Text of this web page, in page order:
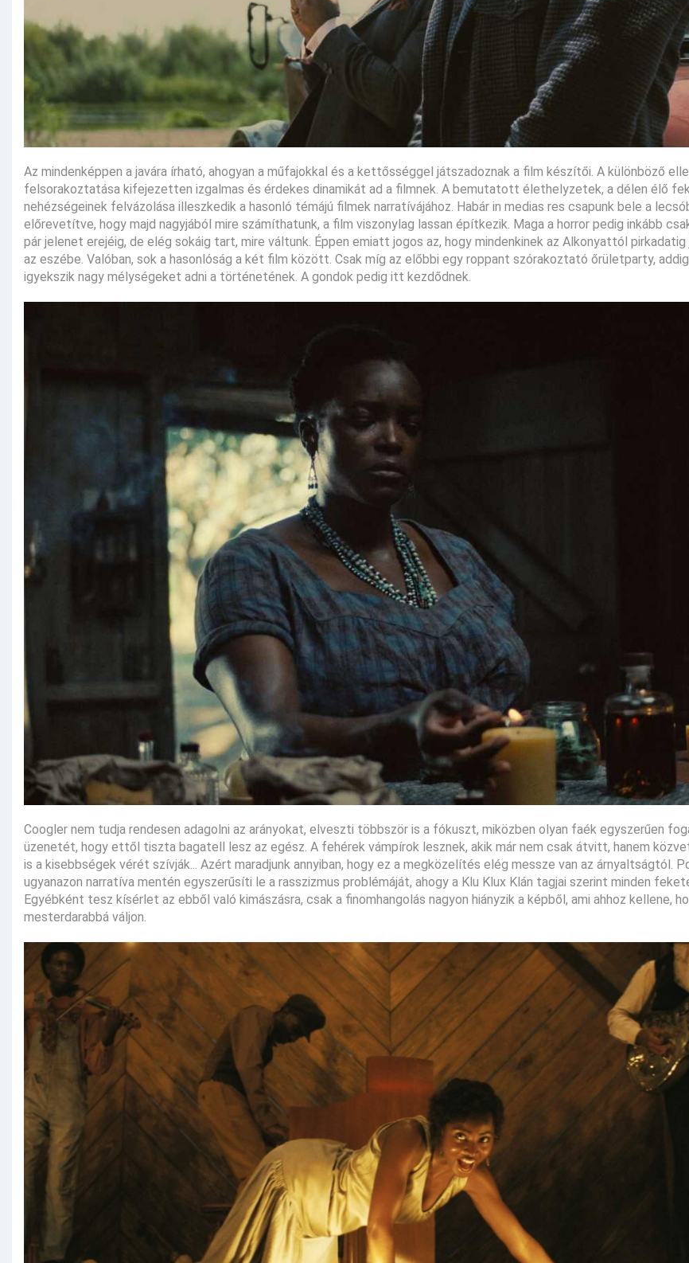
Az mindenképpen a javára írható, ahogyan a műfajokkal és a kettősséggel játszadoznak a film készítői. A különböző
felsorakoztatása kifejezetten izgalmas és érdekes dinamikát ad a filmnek. A bemutatott élethelyzetek, a délen élő
nehézségeinek felvázolása illeszkedik a hasonló témájú filmek narratívájához. Habár in medias res csapunk bele a
előrevetítve, hogy majd nagyjából mire számíthatunk, a film viszonylag lassan építkezik. Maga a horror pedig inkább
pár jelenet erejéig, de elég sokáig tart, mire váltunk. Éppen emiatt jogos az, hogy mindenkinek az Alkonyattól pirkadatig
az eszébe. Valóban, sok a hasonlóság a két film között. Csak míg az előbbi egy roppant szórakoztató őrületparty,
igyekszik nagy mélységeket adni a történetének. A gondok pedig itt kezdődnek.
Coogler nem tudja rendesen adagolni az arányokat, elveszti többször is a fókuszt, miközben olyan faék egyszerűen
üzenetét, hogy ettől tiszta bagatell lesz az egész. A fehérek vámpírok lesznek, akik már nem csak átvitt, hanem
is a kisebbségek vérét szívják... Azért maradjunk annyiban, hogy ez a megközelítés elég messze van az árnyaltságtól.
ugyanazon narratíva mentén egyszerűsíti le a rasszizmus problémáját, ahogy a Klu Klux Klán tagjai szerint minden
Egyébként tesz kísérlet az ebből való kimászásra, csak a finomhangolás nagyon hiányzik a képből, ami ahhoz kellene,
mesterdarabbá váljon.